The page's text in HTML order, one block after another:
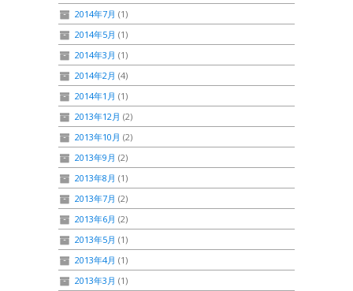
2014年7月 (1)
2014年5月 (1)
2014年3月 (1)
2014年2月 (4)
2014年1月 (1)
2013年12月 (2)
2013年10月 (2)
2013年9月 (2)
2013年8月 (1)
2013年7月 (2)
2013年6月 (2)
2013年5月 (1)
2013年4月 (1)
2013年3月 (1)